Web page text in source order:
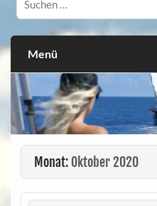
Menü
Monat: Oktober 2020